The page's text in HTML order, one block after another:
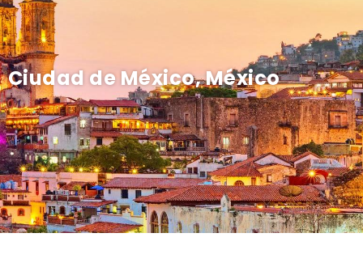
Ciudad de México, México